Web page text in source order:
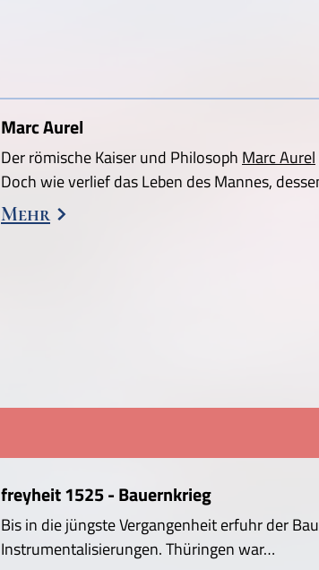
Marc Aurel
Der römische Kaiser und Philosoph Marc Aurel
Doch wie verlief das Leben des Mannes,
Mehr
freyheit 1525 - Bauernkrieg
Bis in die jüngste Vergangenheit erfuhr der
Instrumentalisierungen. Thüringen war…